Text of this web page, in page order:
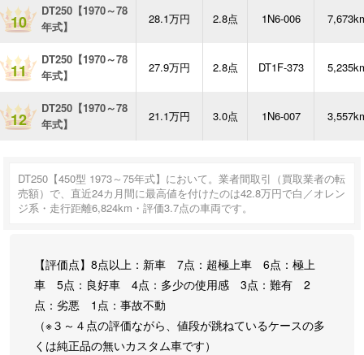
10
DT250【1970～78
年式】
28.1万円 2.8点 1N6-006
11
DT250【1970～78
年式】
27.9万円 2.8点 DT1F-373
12
DT250【1970～78
年式】
21.1万円 3.0点 1N6-007
DT250【450型 1973～75年式】において。業者間取引（買取業者の転
売額）で、直近24カ月間に最高値を付けたのは42.8万円で白／オレン
ジ系・走行距離6,824km・評価3.7点の車両です。
【評価点】8点以上：新車 7点：超極上車 6点：極上
車 5点：良好車 4点：多少の使用感 3点：難有 2
点：劣悪 1点：事故不動
（※３～４点の評価ながら、値段が跳ねているケースの多
くは純正品の無いカスタム車です）